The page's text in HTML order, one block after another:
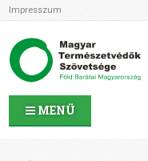
MENÜ
Impresszum
Az MTVSZ-ről
Programok
MTVSZ ügyek és események
Tagszervezetek